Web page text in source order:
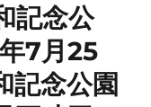
記念公
7月25
記念公園